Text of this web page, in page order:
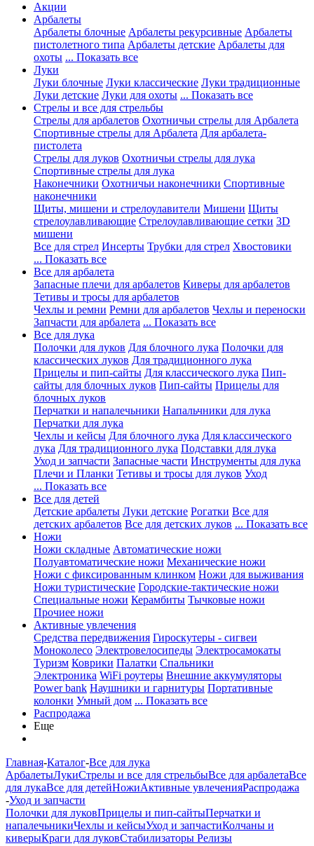
Акции
Арбалеты
Арбалеты блочные Арбалеты рекурсивные Арбалеты
пистолетного типа Арбалеты детские Арбалеты для
охоты ... Показать все
Луки
Луки блочные Луки классические Луки традиционные
Луки детские Луки для охоты ... Показать все
Стрелы и все для стрельбы
Стрелы для арбалетов Охотничьи стрелы для Арбалета
Спортивные стрелы для Арбалета Для арбалета-
пистолета
Стрелы для луков Охотничьи стрелы для лука
Спортивные стрелы для лука
Наконечники Охотничьи наконечники Спортивные
наконечники
Щиты, мишени и стрелоулавители Мишени Щиты
стрелоулавливающие Стрелоулавливающие сетки 3D
мишени
Все для стрел Инсерты Трубки для стрел Хвостовики
... Показать все
Все для арбалета
Запасные плечи для арбалетов Киверы для арбалетов
Тетивы и тросы для арбалетов
Чехлы и ремни Ремни для арбалетов Чехлы и переноски
Запчасти для арбалета ... Показать все
Все для лука
Полочки для луков Для блочного лука Полочки для
классических луков Для традиционного лука
Прицелы и пип-сайты Для классического лука Пип-
сайты для блочных луков Пип-сайты Прицелы для
блочных луков
Перчатки и напалечьники Напальчники для лука
Перчатки для лука
Чехлы и кейсы Для блочного лука Для классического
лука Для традиционного лука Подставки для лука
Уход и запчасти Запасные части Инструменты для лука
Плечи и Планки Тетивы и тросы для луков Уход
... Показать все
Все для детей
Детские арбалеты Луки детские Рогатки Все для
детских арбалетов Все для детских луков ... Показать все
Ножи
Ножи складные Автоматические ножи
Полуавтоматические ножи Механические ножи
Ножи с фиксированным клинком Ножи для выживания
Ножи туристические Городские-тактические ножи
Специальные ножи Керамбиты Тычковые ножи
Прочиее ножи
Активные увлечения
Средства передвижения Гироскутеры - сигвеи
Моноколесо Электровелосипеды Электросамокаты
Туризм Коврики Палатки Спальники
Электроника WiFi роутеры Внешние аккумуляторы
Power bank Наушники и гарнитуры Портативные
колонки Умный дом ... Показать все
Распродажа
Еще
Главная-Каталог-Все для лука
АрбалетыЛукиСтрелы и все для стрельбыВсе для арбалетаВсе
для лукаВсе для детейНожиАктивные увлеченияРаспродажа
-Уход и запчасти
Полочки для луковПрицелы и пип-сайтыПерчатки и
напалечьникиЧехлы и кейсыУход и запчастиКолчаны и
киверыКраги для луковСтабилизаторы Релизы